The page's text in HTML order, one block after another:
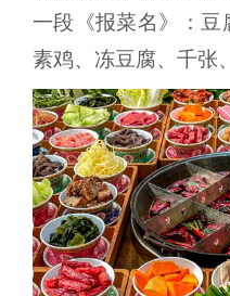
一段《报菜名》：豆
素鸡、冻豆腐、千